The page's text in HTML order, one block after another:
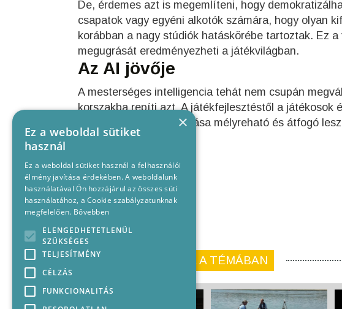
De, érdemes azt is megemlíteni, hogy
csapatok vagy egyéni alkotók számára, hogy olyan
korábban a nagy stúdiók hatáskörébe tartoztak. Ez
megugrását eredményezheti a játékvilágban.
Az AI jövője
A mesterséges intelligencia tehát nem csupán
korszakba repíti azt. A játékfejlesztéstől a játékosok
lehetőségekig az AI hatása mélyreható és átfogó
KORÁBBI CIKKEINK A TÉMÁBAN
×
Ez a weboldal sütiket
használ
Ez a weboldal sütiket használ a felhasználói
élmény javítása érdekében. A weboldalunk
használatával Ön hozzájárul az összes süti
használatához, a Cookie szabályzatunknak
megfelelően. Bővebben
ELENGEDHETETLENÜL
SZÜKSÉGES
TELJESÍTMÉNY
CÉLZÁS
FUNKCIONALITÁS